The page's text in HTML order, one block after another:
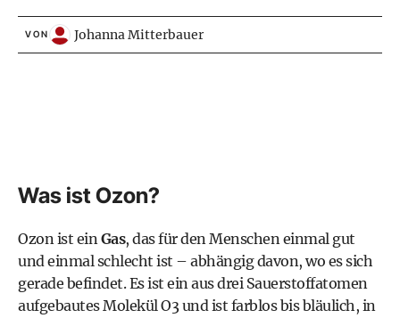
VON Johanna Mitterbauer
Was ist Ozon?
Ozon ist einGas, das für den Menschen einmal gut
und einmal schlecht ist – abhängig davon, wo es sich
gerade befindet. Es ist ein aus drei Sauerstoffatomen
aufgebautes Molekül O3 und ist farblos bis bläulich, in